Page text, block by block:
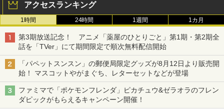
アクセスランキング
1時間 24時間 1週間 1カ月
第3期放送記念！ アニメ「薬屋のひとりごと」第1期・第2期全
話を「TVer」にて期間限定で順次無料配信開始
「パペットスンスン」の郵便局限定グッズが8月12日より販売開
始！ マスコットやがまぐち、レターセットなどが登場
ファミマで「ポケモンフレンダ」ピカチュウ&ゼラオラのフレン
ダピックがもらえるキャンペーン開催！